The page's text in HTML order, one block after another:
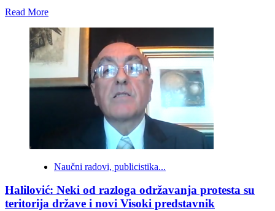
Read MoreRead
about
SAD
Evropa
se
lome
glas
Naučni radovi, publicistika...
Halilović: Neki od razloga održavanja protesta su
teritorija države i novi Visoki predstavnik